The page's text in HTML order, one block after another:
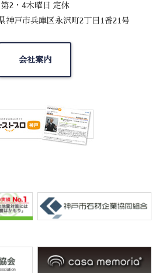
第2・4木曜日 定休
神戸市兵庫区永沢町2丁目1番21号
会社案内